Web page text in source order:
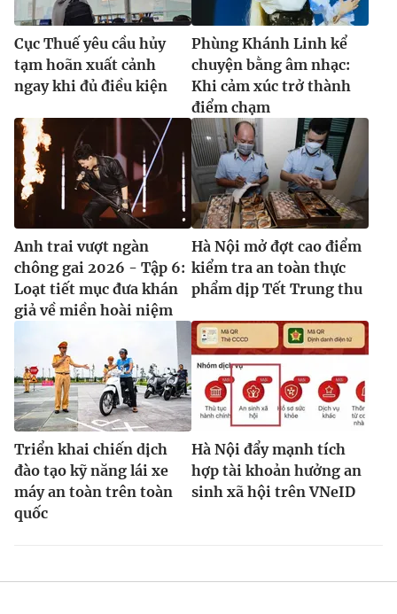
Cục Thuế yêu cầu hủy
tạm hoãn xuất cảnh
ngay khi đủ điều kiện
Phùng Khánh Linh kể
chuyện bằng âm nhạc:
Khi cảm xúc trở thành
điểm chạm
Anh trai vượt ngàn
chông gai 2026 - Tập 6:
Loạt tiết mục đưa khán
giả về miền hoài niệm
Hà Nội mở đợt cao điểm
kiểm tra an toàn thực
phẩm dịp Tết Trung thu
Triển khai chiến dịch
đào tạo kỹ năng lái xe
máy an toàn trên toàn
quốc
Hà Nội đẩy mạnh tích
hợp tài khoản hưởng an
sinh xã hội trên VNeID